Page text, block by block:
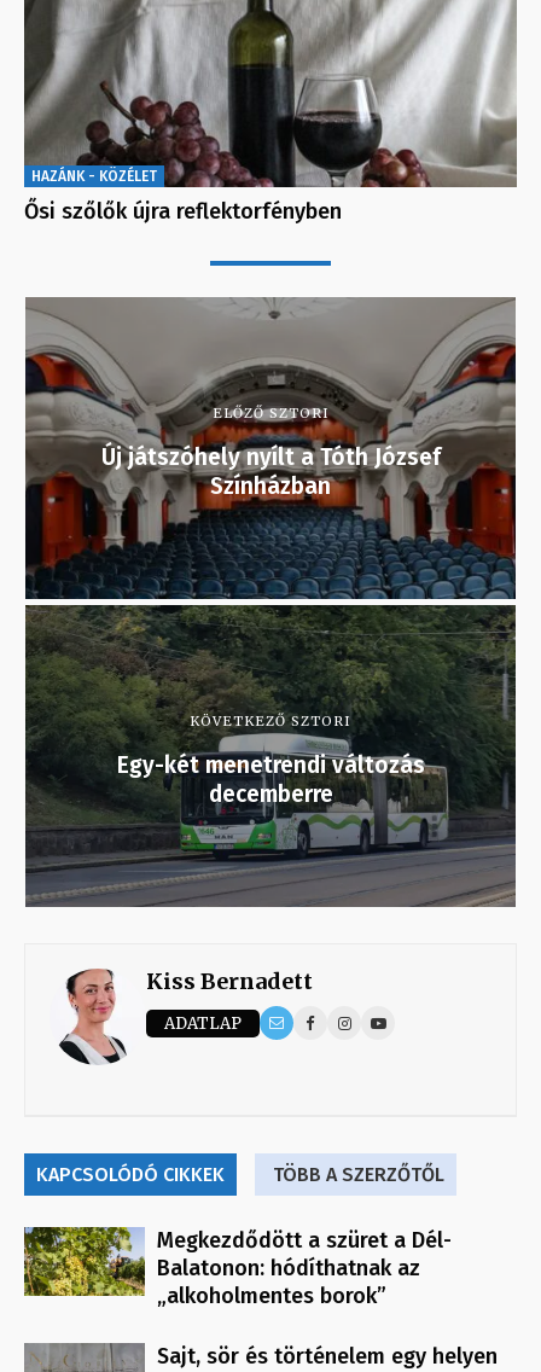
HAZÁNK - KÖZÉLET
Ősi szőlők újra reflektorfényben
ELŐZŐ SZTORI
Új játszóhely nyílt a Tóth József
Színházban
KÖVETKEZŐ SZTORI
Egy-két menetrendi változás
decemberre
Kiss Bernadett
ADATLAP
KAPCSOLÓDÓ CIKKEK TÖBB A SZERZŐTŐL
Megkezdődött a szüret a Dél-
Balatonon: hódíthatnak az
„alkoholmentes borok”
Sajt, sör és történelem egy helyen